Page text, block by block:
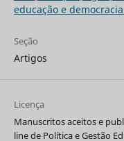
educação e
Seção
Artigos
Licença
Manuscritos aceitos e
line de Política e Gestão